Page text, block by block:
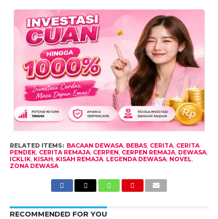
RELATED ITEMS: BACAAN DEWASA, BEBAS, CERITA, CERITA
PENDEK, CERITA REMAJA, CERPEN, CERPEN REMAJA, DEWASA,
ICKLIK, KISAH, KISAH REMAJA, LEGENDA DEWASA, NOVEL,
ZONA DEWASA
RECOMMENDED FOR YOU